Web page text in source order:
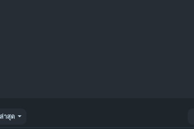
าสุด